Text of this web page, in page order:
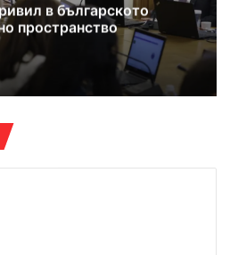
в българското
пространство